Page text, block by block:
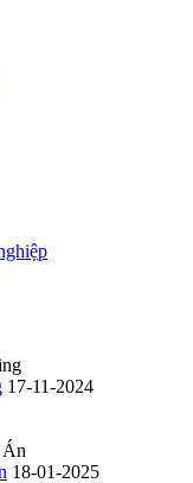
17-11-2024
18-01-2025